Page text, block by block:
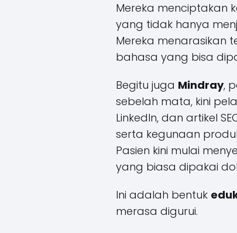
Mereka menciptakan
yang tidak hanya
Mereka menarasikan
bahasa yang bisa
Begitu juga Mindray,
sebelah mata, kini
LinkedIn, dan artikel
serta kegunaan
Pasien kini mulai
yang biasa dipakai
Ini adalah bentuk
merasa digurui.